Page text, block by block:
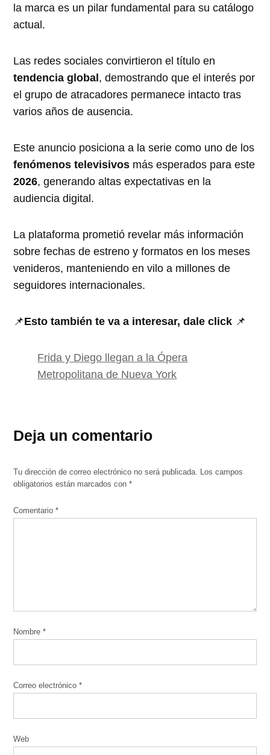
la marca es un pilar fundamental para su catálogo
actual.
Las redes sociales convirtieron el título en
tendencia global, demostrando que el interés por
el grupo de atracadores permanece intacto tras
varios años de ausencia.
Este anuncio posiciona a la serie como uno de los
fenómenos televisivos más esperados para este
2026, generando altas expectativas en la
audiencia digital.
La plataforma prometió revelar más información
sobre fechas de estreno y formatos en los meses
venideros, manteniendo en vilo a millones de
seguidores internacionales.
📌Esto también te va a interesar, dale click 📌
Frida y Diego llegan a la Ópera
Metropolitana de Nueva York
Deja un comentario
Tu dirección de correo electrónico no será publicada. Los campos
obligatorios están marcados con*
Comentario*
Nombre*
Correo electrónico*
Web